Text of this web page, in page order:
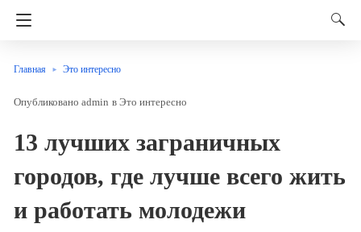
Главная Это интересно
admin в Это интересно
13 лучших заграничных
городов, где лучше всего жить
и работать молодежи